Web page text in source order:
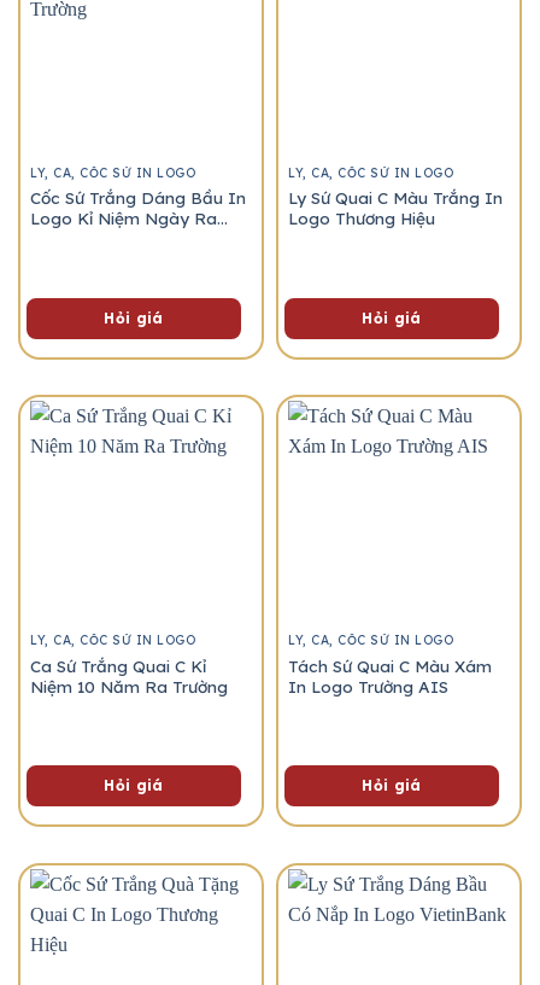
LY, CA, CỐC SỨ IN LOGO
Cốc Sứ Trắng Dáng Bầu In
Logo Kỉ Niệm Ngày Ra
Hỏi giá
LY, CA, CỐC SỨ IN LOGO
Ly Sứ Quai C Màu Trắng In
Logo Thương Hiệu
Hỏi giá
LY, CA, CỐC SỨ IN LOGO
Ca Sứ Trắng Quai C Kỉ
Niệm 10 Năm Ra Trường
Hỏi giá
LY, CA, CỐC SỨ IN LOGO
Tách Sứ Quai C Màu Xám
In Logo Trường AIS
Hỏi giá